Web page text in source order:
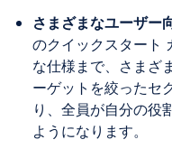
さまざまなユーザー
のクイックスタート
な仕様まで、さまざ
ーゲットを絞ったセ
り、全員が自分の役
ようになります。